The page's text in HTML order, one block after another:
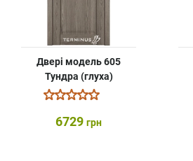
Двері модель 605
Тундра (глуха)
6729 грн